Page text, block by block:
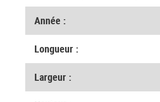
Année :
Longueur :
Largeur :